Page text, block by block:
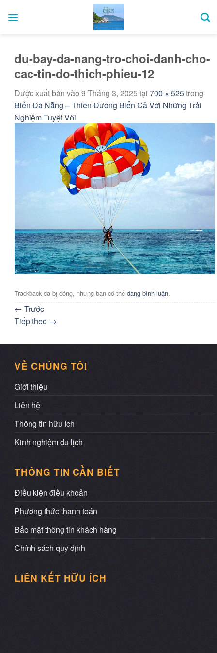
qua
du-bay-da-nang-tro-choi-danh-cho-
cac-tin-do-thich-phieu-12
Được xuất bản vào 9 Tháng 3, 2025 tại 700 × 525trong
Biển Đà Nẵng – Thiên Đường Biển Cả Với Những Trải
Nghiệm Tuyệt Vời
Trackback đã bị đóng, nhưng bạn có thể đăng bình luận.
← Trước
Tiếp theo →
VỀ CHÚNG TÔI
Giới thiệu
Liên hệ
Thông tin hữu ích
Kinh nghiệm du lịch
THÔNG TIN CẦN BIẾT
Điều kiện điều khoản
Phương thức thanh toán
Bảo mật thông tin khách hàng
Chính sách quy định
LIÊN KẾT HỮU ÍCH